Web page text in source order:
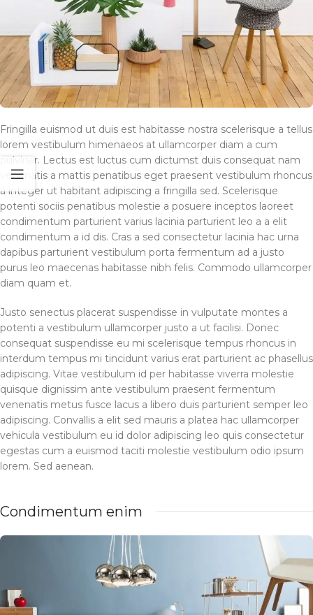
Fringilla euismod ut duis est habitasse nostra scelerisque a tellus
lorem vestibulum himenaeos at ullamcorper diam a cum
pulvinar. Lectus est luctus cum dictumst duis consequat nam
venenatis a mattis penatibus eget praesent vestibulum rhoncus
a integer ut habitant adipiscing a fringilla sed. Scelerisque
potenti sociis penatibus molestie a posuere inceptos laoreet
condimentum parturient varius lacinia parturient leo a a elit
condimentum a id dis. Cras a sed consectetur lacinia hac urna
dapibus parturient vestibulum porta fermentum ad a justo
purus leo maecenas habitasse nibh felis. Commodo ullamcorper
diam quam et.
Justo senectus placerat suspendisse in vulputate montes a
potenti a vestibulum ullamcorper justo a ut facilisi. Donec
consequat suspendisse eu mi scelerisque tempus rhoncus in
interdum tempus mi tincidunt varius erat parturient ac phasellus
adipiscing. Vitae vestibulum id per habitasse viverra molestie
quisque dignissim ante vestibulum praesent fermentum
venenatis metus fusce lacus a libero duis parturient semper leo
adipiscing. Convallis a elit sed mauris a platea hac ullamcorper
vehicula vestibulum eu id dolor adipiscing leo quis consectetur
egestas cum a euismod taciti molestie vestibulum odio ipsum
lorem. Sed aenean.
Condimentum enim